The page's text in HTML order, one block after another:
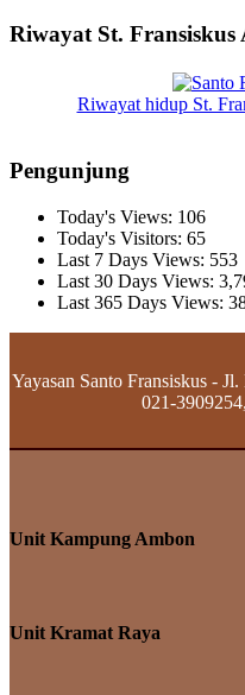
Riwayat St. Fransiskus
Riwayat hidup St.
Pengunjung
Today's Views: 106
Today's Visitors: 65
Last 7 Days Views: 553
Last 30 Days Views:
Last 365 Days Views:
Yayasan Santo Fransiskus -
021-
Unit Kampung Ambon
Unit Kramat Raya